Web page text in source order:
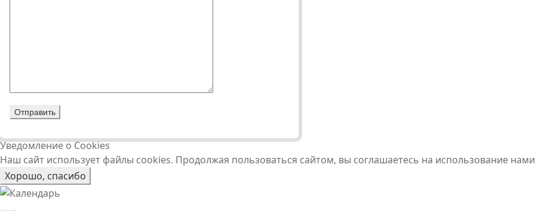
Уведомление о Cookies
Наш сайт использует файлы cookies. Продолжая пользоваться сайтом, вы соглашаетесь на использование
Хорошо, спасибо